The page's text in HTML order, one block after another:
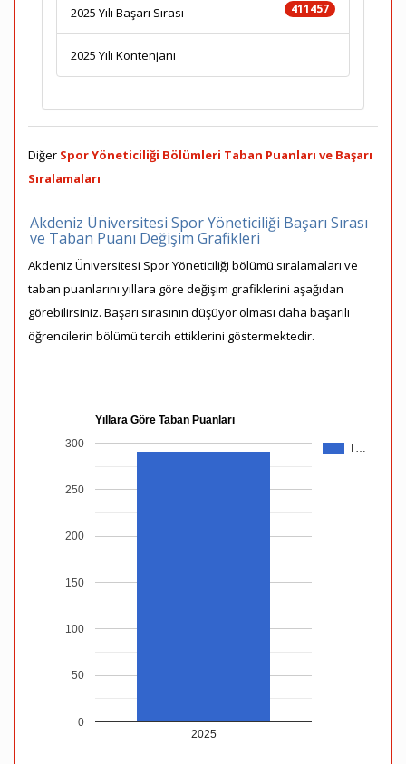
411457
2025 Yılı Başarı Sırası
2025 Yılı Kontenjanı
Diğer Spor Yöneticiliği Bölümleri Taban Puanları ve Başarı
Sıralamaları
Akdeniz Üniversitesi Spor Yöneticiliği Başarı Sırası
ve Taban Puanı Değişim Grafikleri
Akdeniz Üniversitesi Spor Yöneticiliği bölümü sıralamaları ve
taban puanlarını yıllara göre değişim grafiklerini aşağıdan
görebilirsiniz. Başarı sırasının düşüyor olması daha başarılı
öğrencilerin bölümü tercih ettiklerini göstermektedir.
Yıllara Göre Taban Puanları
T…
2025
0
50
100
150
200
250
300